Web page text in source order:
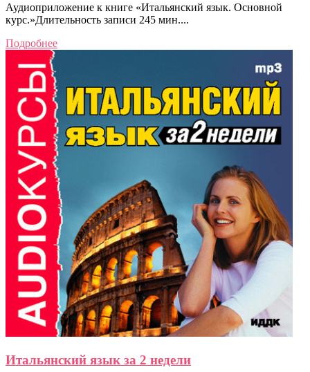
Аудиоприложение к книге «Итальянский язык. Основной
курс.»Длительность записи 245 мин....
Подробнее
Итальянский язык за 2 недели